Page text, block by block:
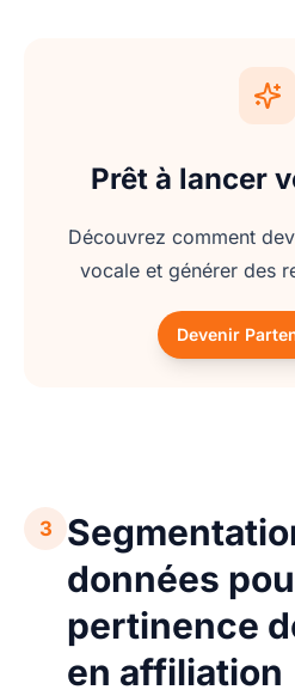
Prêt à lancer
Découvrez comment
vocale et générer des
Devenir
3
données
pertinence
en affiliation